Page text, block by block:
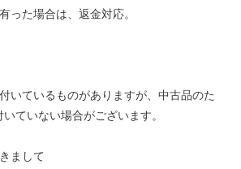
った場合は、返金対応。
いているものがありますが、中古品のた
ていない場合がございます。
まして